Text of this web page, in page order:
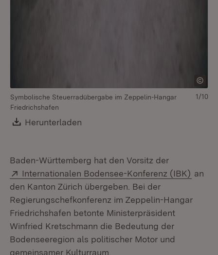
Symbolische Steuerradübergabe im Zeppelin-Hangar
Friedrichshafen
Download:
Herunterladen
1/10
Baden-Württemberg hat den Vorsitz der
Extern:
Internationalen Bodensee-Konferenz (IBK) an
den Kanton Zürich übergeben. Bei der
Regierungschefkonferenz im Zeppelin-Hangar
Friedrichshafen betonte Ministerpräsident
Winfried Kretschmann die Bedeutung der
Bodenseeregion als politischer Motor und
gemeinsamer Kulturraum.